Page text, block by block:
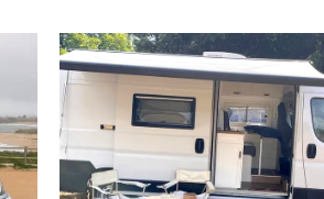
SuccessivoPrecedente